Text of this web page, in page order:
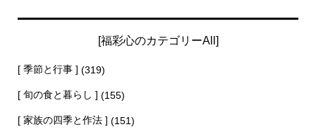
[福彩心のカテゴリーAll]
[ 季節と行事 ] (319)
[ 旬の食と暮らし ] (155)
[ 家族の四季と作法 ] (151)